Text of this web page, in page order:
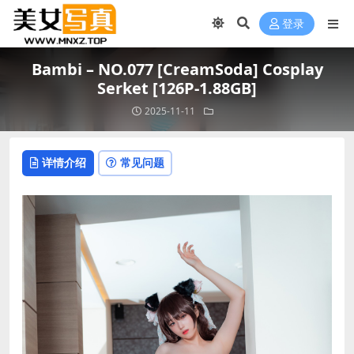
登录
Bambi – NO.077 [CreamSoda] Cosplay
Serket [126P-1.88GB]
2025-11-11
详情介绍 常见问题